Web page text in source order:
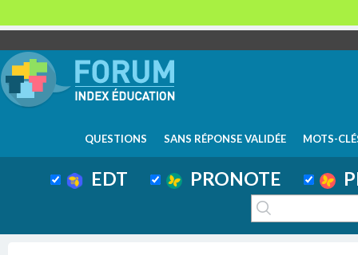
QUESTIONS SANS RÉPONSE VALIDÉE MOTS-
EDT PRONOTE